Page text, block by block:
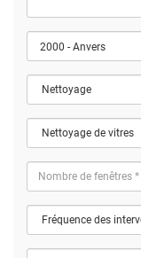
2000 - Anvers